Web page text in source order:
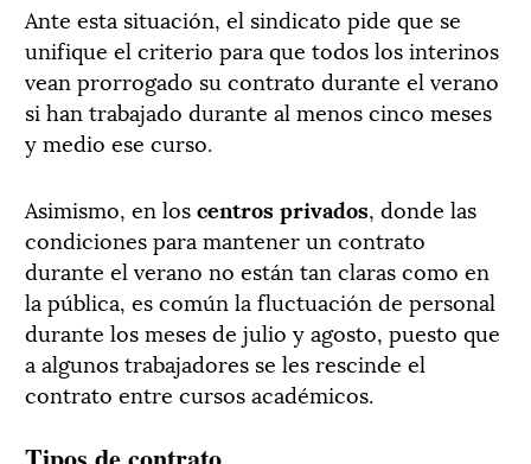
Ante esta situación, el sindicato pide que se
unifique el criterio para que todos los interinos
vean prorrogado su contrato durante el verano
si han trabajado durante al menos cinco meses
y medio ese curso.
Asimismo, en loscentros privados, donde las
condiciones para mantener un contrato
durante el verano no están tan claras como en
la pública, es común la fluctuación de personal
durante los meses de julio y agosto, puesto que
a algunos trabajadores se les rescinde el
contrato entre cursos académicos.